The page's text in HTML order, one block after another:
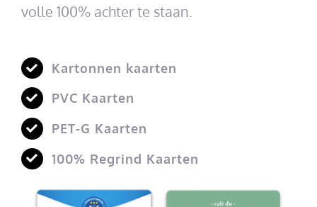
volle 100% achter te staan.
Kartonnen kaarten
PVC Kaarten
PET-G Kaarten
100% Regrind Kaarten